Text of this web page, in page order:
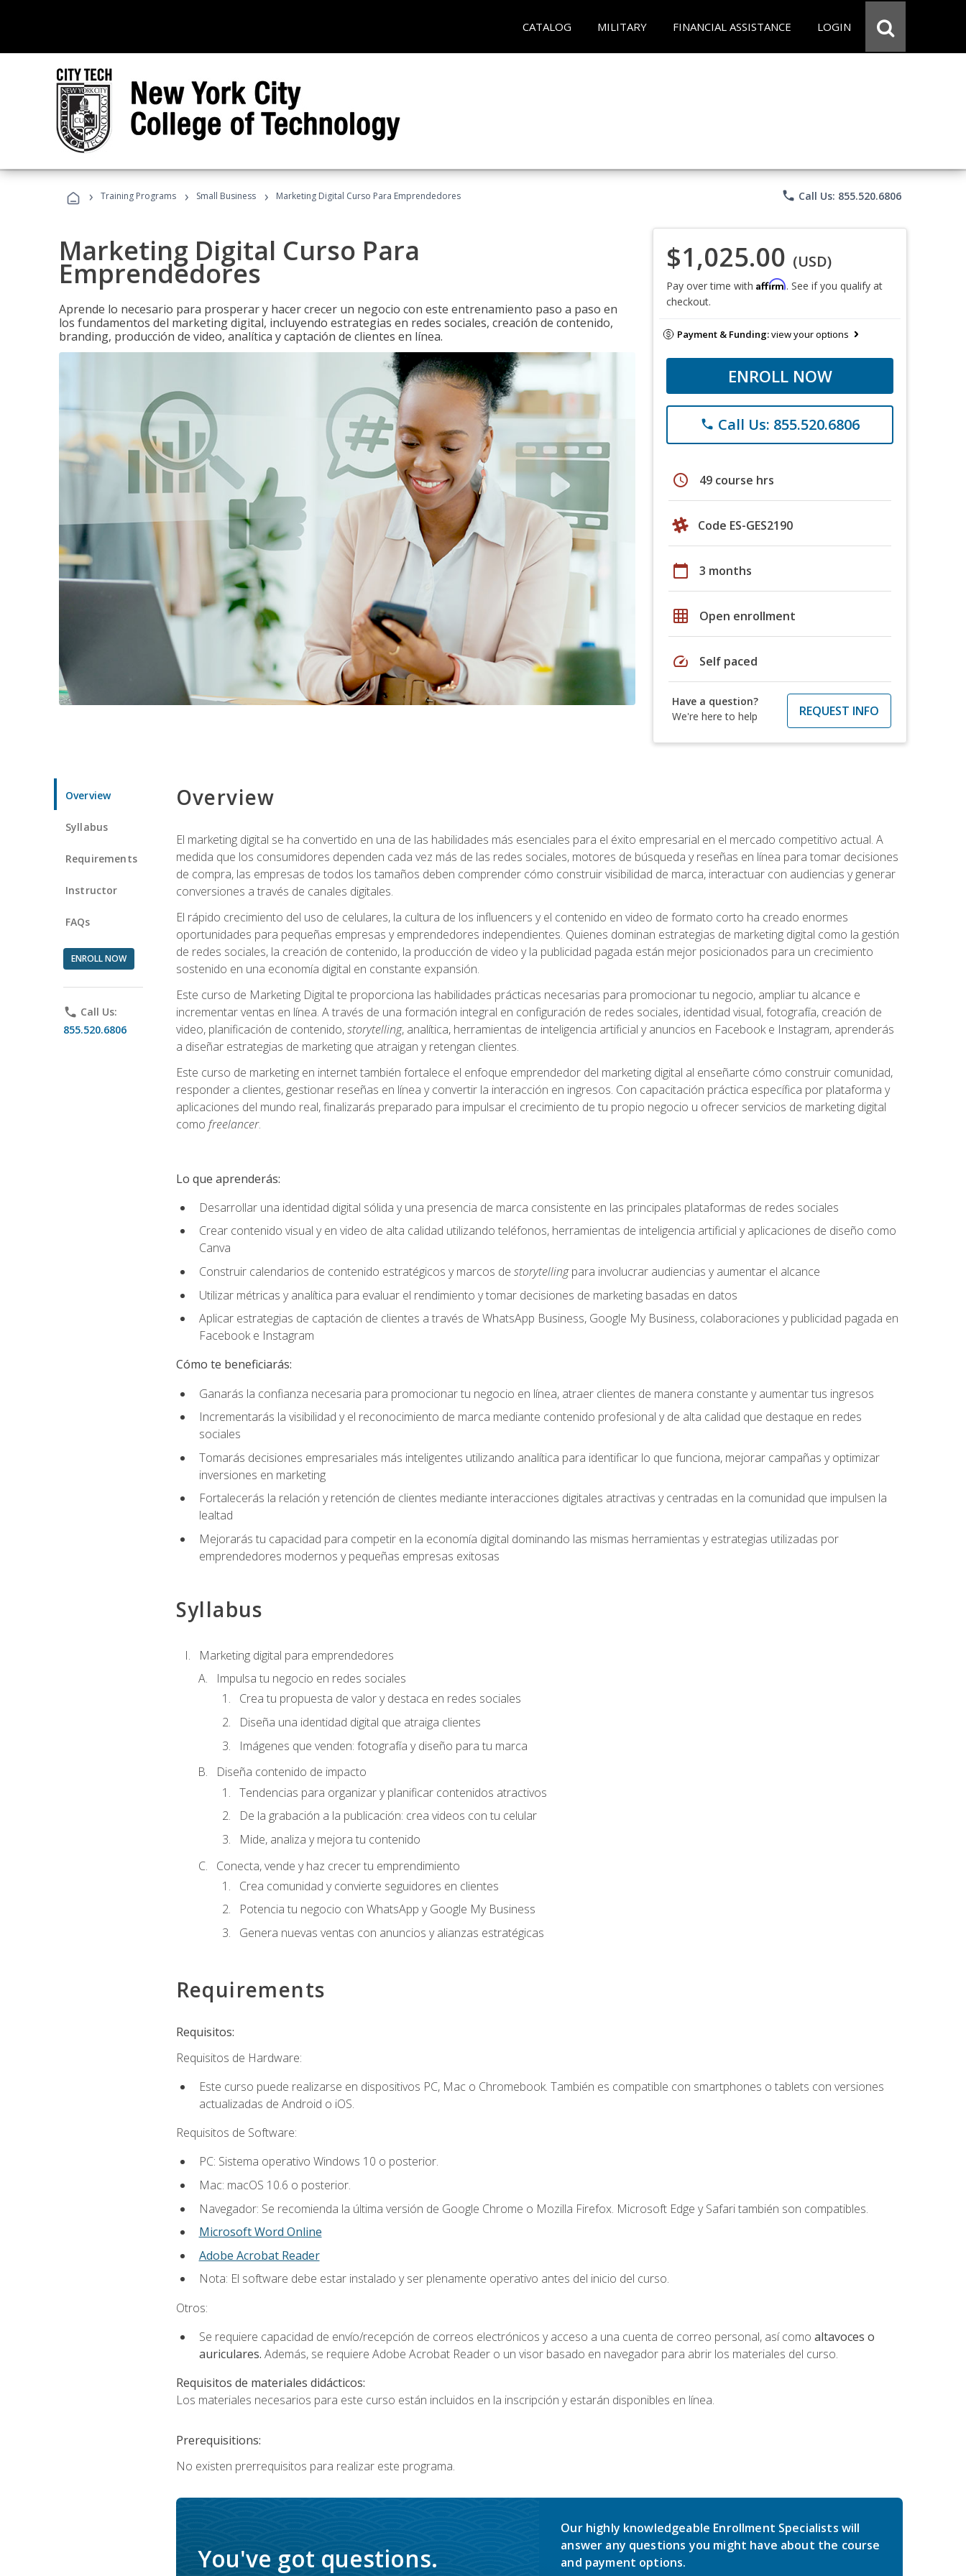
CATALOG MILITARY FINANCIAL ASSISTANCE LOGIN
› Training Programs › Small Business › Marketing Digital Curso Para Emprendedores phone Call Us: 855.520.6806
Marketing Digital Curso Para
Emprendedores
Aprende lo necesario para prosperar y hacer crecer un negocio con este entrenamiento paso a paso en
los fundamentos del marketing digital, incluyendo estrategias en redes sociales, creación de contenido,
branding, producción de video, analítica y captación de clientes en línea.
$1,025.00 (USD)
Pay over time with Affirm. See if you qualify at
checkout.
Payment & Funding:view your options
ENROLL NOW
phone Call Us: 855.520.6806
schedule 49 course hrs
Code ES-GES2190
calendar_today 3 months
grid_on Open enrollment
speed Self paced
Have a question?
We're here to help
REQUEST INFO
Overview
Syllabus
Requirements
Instructor
FAQs
ENROLL NOW
phone Call Us:
855.520.6806
Overview
El marketing digital se ha convertido en una de las habilidades más esenciales para el éxito empresarial en el mercado competitivo actual. A
medida que los consumidores dependen cada vez más de las redes sociales, motores de búsqueda y reseñas en línea para tomar decisiones
de compra, las empresas de todos los tamaños deben comprender cómo construir visibilidad de marca, interactuar con audiencias y generar
conversiones a través de canales digitales.
El rápido crecimiento del uso de celulares, la cultura de los influencers y el contenido en video de formato corto ha creado enormes
oportunidades para pequeñas empresas y emprendedores independientes. Quienes dominan estrategias de marketing digital como la gestión
de redes sociales, la creación de contenido, la producción de video y la publicidad pagada están mejor posicionados para un crecimiento
sostenido en una economía digital en constante expansión.
Este curso de Marketing Digital te proporciona las habilidades prácticas necesarias para promocionar tu negocio, ampliar tu alcance e
incrementar ventas en línea. A través de una formación integral en configuración de redes sociales, identidad visual, fotografía, creación de
video, planificación de contenido,storytelling, analítica, herramientas de inteligencia artificial y anuncios en Facebook e Instagram, aprenderás
a diseñar estrategias de marketing que atraigan y retengan clientes.
Este curso de marketing en internet también fortalece el enfoque emprendedor del marketing digital al enseñarte cómo construir comunidad,
responder a clientes, gestionar reseñas en línea y convertir la interacción en ingresos. Con capacitación práctica específica por plataforma y
aplicaciones del mundo real, finalizarás preparado para impulsar el crecimiento de tu propio negocio u ofrecer servicios de marketing digital
como freelancer.
Lo que aprenderás:
Desarrollar una identidad digital sólida y una presencia de marca consistente en las principales plataformas de redes sociales
Crear contenido visual y en video de alta calidad utilizando teléfonos, herramientas de inteligencia artificial y aplicaciones de diseño como
Canva
Construir calendarios de contenido estratégicos y marcos de storytellingpara involucrar audiencias y aumentar el alcance
Utilizar métricas y analítica para evaluar el rendimiento y tomar decisiones de marketing basadas en datos
Aplicar estrategias de captación de clientes a través de WhatsApp Business, Google My Business, colaboraciones y publicidad pagada en
Facebook e Instagram
Cómo te beneficiarás:
Ganarás la confianza necesaria para promocionar tu negocio en línea, atraer clientes de manera constante y aumentar tus ingresos
Incrementarás la visibilidad y el reconocimiento de marca mediante contenido profesional y de alta calidad que destaque en redes
sociales
Tomarás decisiones empresariales más inteligentes utilizando analítica para identificar lo que funciona, mejorar campañas y optimizar
inversiones en marketing
Fortalecerás la relación y retención de clientes mediante interacciones digitales atractivas y centradas en la comunidad que impulsen la
lealtad
Mejorarás tu capacidad para competir en la economía digital dominando las mismas herramientas y estrategias utilizadas por
emprendedores modernos y pequeñas empresas exitosas
Syllabus
Marketing digital para emprendedores
Impulsa tu negocio en redes sociales
Crea tu propuesta de valor y destaca en redes sociales
Diseña una identidad digital que atraiga clientes
Imágenes que venden: fotografía y diseño para tu marca
Diseña contenido de impacto
Tendencias para organizar y planificar contenidos atractivos
De la grabación a la publicación: crea videos con tu celular
Mide, analiza y mejora tu contenido
Conecta, vende y haz crecer tu emprendimiento
Crea comunidad y convierte seguidores en clientes
Potencia tu negocio con WhatsApp y Google My Business
Genera nuevas ventas con anuncios y alianzas estratégicas
Requirements
Requisitos:
Requisitos de Hardware:
Este curso puede realizarse en dispositivos PC, Mac o Chromebook. También es compatible con smartphones o tablets con versiones
actualizadas de Android o iOS.
Requisitos de Software:
PC: Sistema operativo Windows 10 o posterior.
Mac: macOS 10.6 o posterior.
Navegador: Se recomienda la última versión de Google Chrome o Mozilla Firefox. Microsoft Edge y Safari también son compatibles.
Microsoft Word Online
Adobe Acrobat Reader
Nota: El software debe estar instalado y ser plenamente operativo antes del inicio del curso.
Otros:
Se requiere capacidad de envío/recepción de correos electrónicos y acceso a una cuenta de correo personal, así como altavoces o
auriculares. Además, se requiere Adobe Acrobat Reader o un visor basado en navegador para abrir los materiales del curso.
Requisitos de materiales didácticos:
Los materiales necesarios para este curso están incluidos en la inscripción y estarán disponibles en línea.
Prerequisitions:
No existen prerrequisitos para realizar este programa.
You've got questions.
Our highly knowledgeable Enrollment Specialists will
answer any questions you might have about the course
and payment options.